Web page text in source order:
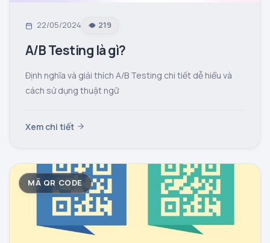
22/05/2024 219
A/B Testing là gì?
Định nghĩa và giải thích A/B Testing chi tiết dễ hiểu và
cách sử dụng thuật ngữ
Xem chi tiết
MÃ QR CODE